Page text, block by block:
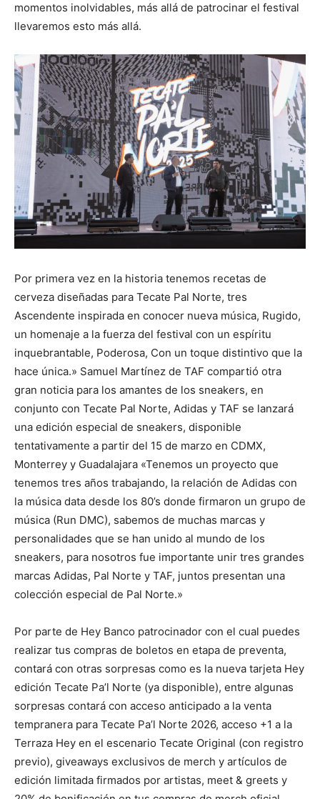
momentos inolvidables, más allá de patrocinar el festival
llevaremos esto más allá.
Por primera vez en la historia tenemos recetas de
cerveza diseñadas para Tecate Pal Norte, tres
Ascendente inspirada en conocer nueva música, Rugido,
un homenaje a la fuerza del festival con un espíritu
inquebrantable, Poderosa, Con un toque distintivo que la
hace única.» Samuel Martínez de TAF compartió otra
gran noticia para los amantes de los sneakers, en
conjunto con Tecate Pal Norte, Adidas y TAF se lanzará
una edición especial de sneakers, disponible
tentativamente a partir del 15 de marzo en CDMX,
Monterrey y Guadalajara «Tenemos un proyecto que
tenemos tres años trabajando, la relación de Adidas con
la música data desde los 80’s donde firmaron un grupo de
música (Run DMC), sabemos de muchas marcas y
personalidades que se han unido al mundo de los
sneakers, para nosotros fue importante unir tres grandes
marcas Adidas, Pal Norte y TAF, juntos presentan una
colección especial de Pal Norte.»
Por parte de Hey Banco patrocinador con el cual puedes
realizar tus compras de boletos en etapa de preventa,
contará con otras sorpresas como es la nueva tarjeta Hey
edición Tecate Pa’l Norte (ya disponible), entre algunas
sorpresas contará con acceso anticipado a la venta
tempranera para Tecate Pa’l Norte 2026, acceso +1 a la
Terraza Hey en el escenario Tecate Original (con registro
previo), giveaways exclusivos de merch y artículos de
edición limitada firmados por artistas, meet & greets y